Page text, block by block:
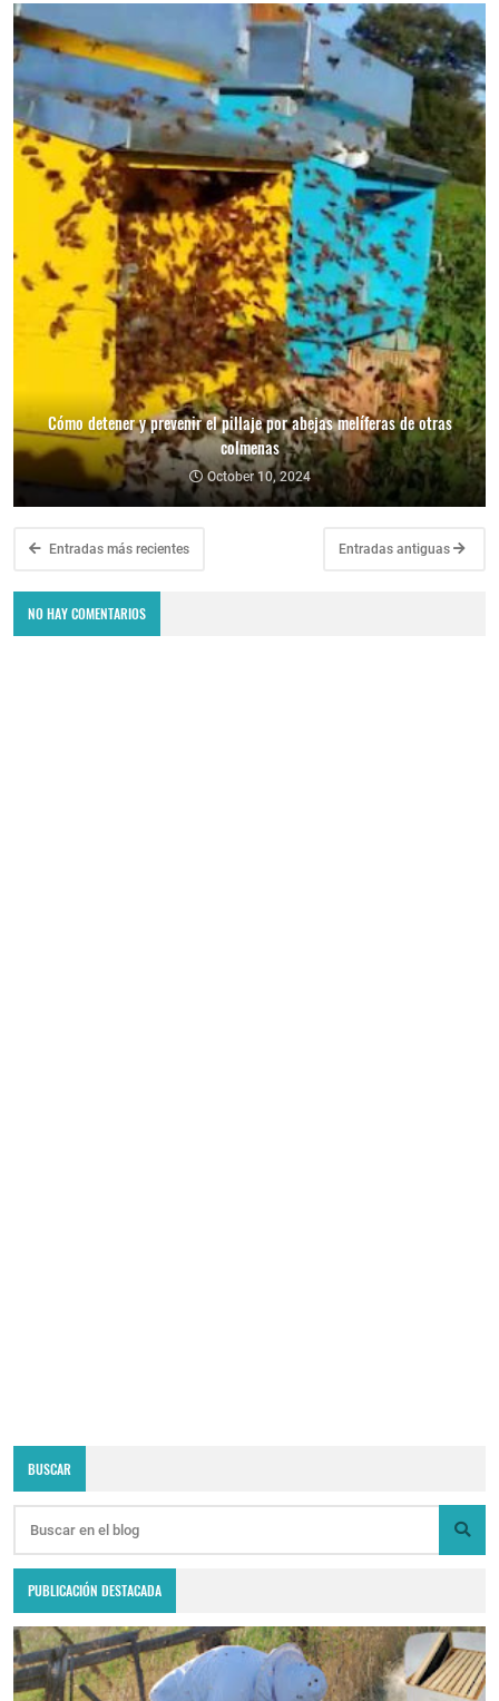
Cómo detener y prevenir el pillaje por abejas melíferas de otras
colmenas
October 10, 2024
Entradas más recientes Entradas antiguas
NO HAY COMENTARIOS
BUSCAR
PUBLICACIÓN DESTACADA